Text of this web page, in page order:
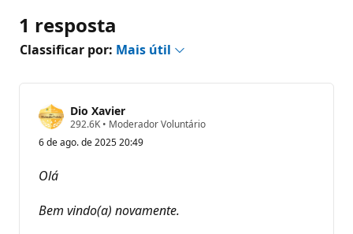
1 resposta
Classificar por: Mais útil
Dio Xavier
292.6K P
n
e
r
• Moderador Voluntário
6 de ago. de 2025 20:49
Olá
Bem vindo(a) novamente.